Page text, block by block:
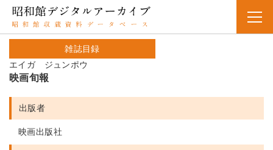
雑誌目録
エイガ ジュンポウ
映画旬報
出版者
映画出版社